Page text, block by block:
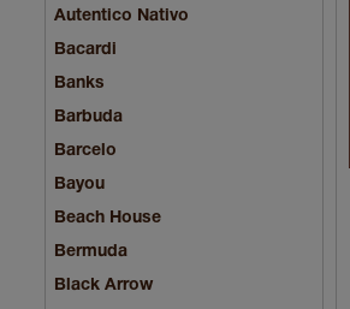
Autentico Nativo
Bacardi
Banks
Barbuda
Barcelo
Bayou
Beach House
Bermuda
Black Arrow